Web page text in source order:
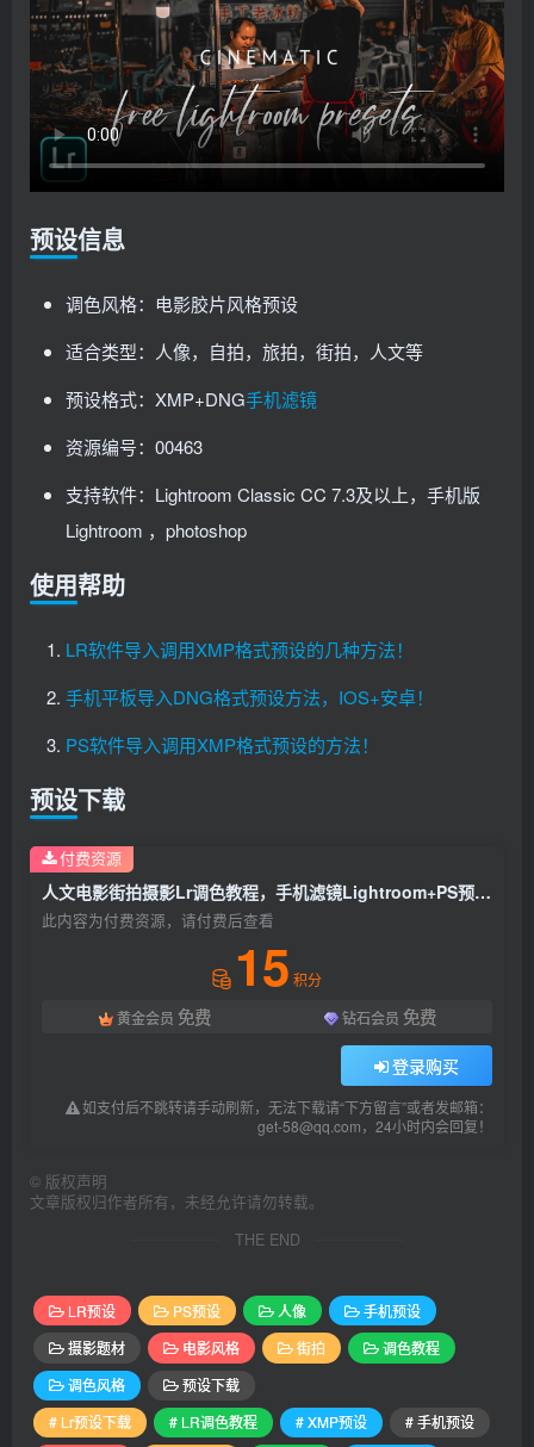
预设信息
调色风格：电影胶片风格预设
适合类型：人像，自拍，旅拍，街拍，人文等
预设格式：XMP+DNG手机滤镜
资源编号：00463
支持软件：Lightroom Classic CC 7.3及以上，手机版
Lightroom ，photoshop
使用帮助
LR软件导入调用XMP格式预设的几种方法！
手机平板导入DNG格式预设方法，IOS+安卓！
PS软件导入调用XMP格式预设的方法！
预设下载
人文电影街拍摄影Lr调色教程，手机滤镜Lightroom+PS预设下载！
此内容为付费资源，请付费后查看
15 积分
黄金会员 免费 钻石会员 免费
登录购买
如支付后不跳转请手动刷新，无法下载请“下方留言”或者发邮箱：
get-58@qq.com，24小时内会回复！
付费资源
© 版权声明
文章版权归作者所有，未经允许请勿转载。
THE END
LR预设 PS预设 人像
手机预设
摄影题材
电影风格 街拍
调色教程
调色风格
预设下载
# Lr预设下载
# LR调色教程 # XMP预设
# 手机预设